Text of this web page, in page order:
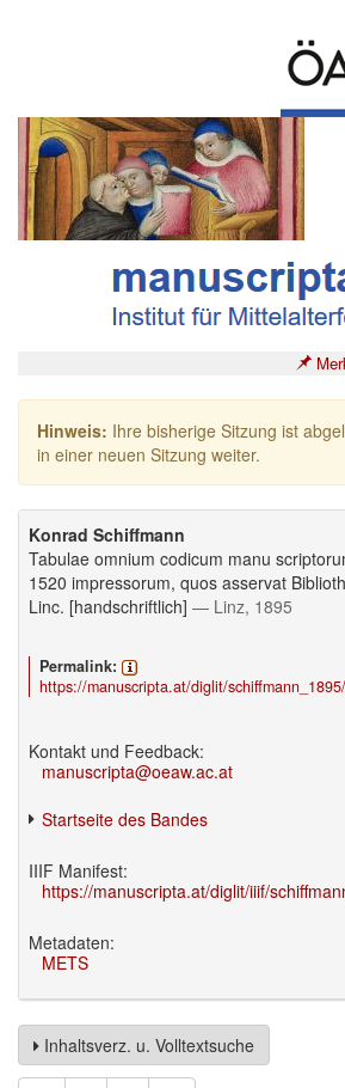
Hinweis: Ihre bisherige Sitzung ist
in einer neuen Sitzung weiter.
Konrad Schiffmann
Tabulae omnium codicum manu
1520 impressorum, quos asservat
Linc. [handschriftlich] — Linz, 1895
Permalink:
https://manuscripta.at/diglit/
Kontakt und Feedback:
manuscripta@oeaw.ac.at
Startseite des Bandes
IIIF Manifest:
https://manuscripta.at/diglit/iiif/
Metadaten:
METS
Inhaltsverz. u. Volltextsuche